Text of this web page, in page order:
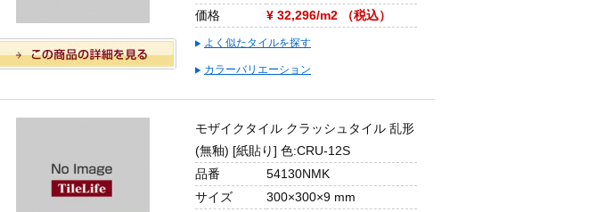
価格
¥ 32,296/m2 （税込）
よく似たタイルを探す
カラーバリエーション
モザイクタイル クラッシュタイル 乱形
(無釉) [紙貼り] 色:CRU-12S
品番
54130NMK
サイズ
300×300×9 mm